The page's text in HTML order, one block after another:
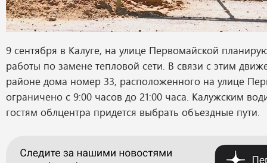
9 сентября в Калуге, на улице Первомайской
работы по замене тепловой сети. В связи с этим
районе дома номер 33, расположенного на улице
ограничено с 9:00 часов до 21:00 часа. Калужским
гостям облцентра придется выбрать объездные пути.